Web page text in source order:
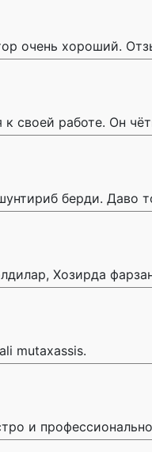
очень хороший.
своей работе. Он
берди. Даво
Хозирда
mutaxassis.
и